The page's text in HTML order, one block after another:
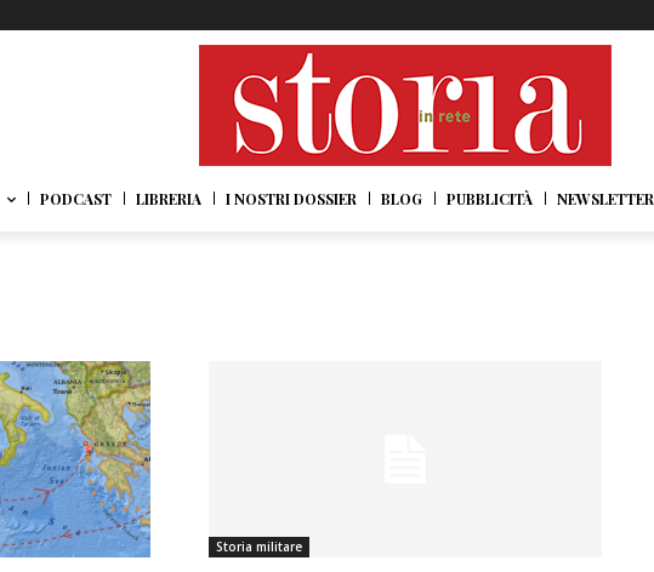
PODCAST LIBRERIA I NOSTRI DOSSIER BLOG PUBBLICITÀ NEWSLETTER
Storia militare